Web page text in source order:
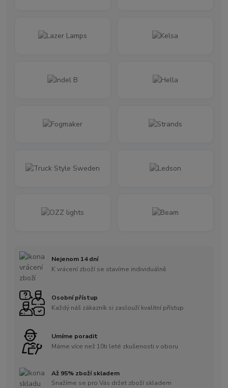
Nejenom 14 dní
K vrácení zboží se stavíme individuálně
Osobní přístup
Každý náš zákazník si zaslouží kvalitní přístup
Umíme poradit
Máme více než 10ti leté zkušenosti v oboru
Až 95% zboží skladem
Snažíme se pro Vás držet zboží skladem